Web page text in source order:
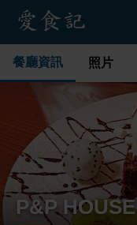
餐廳資訊 照片
P&P